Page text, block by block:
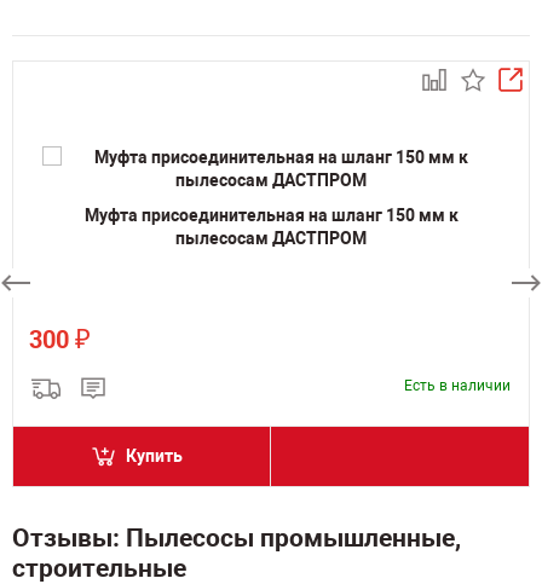
Муфта присоединительная на шланг 150 мм к
пылесосам ДАСТПРОМ
300 ₽
Есть в наличии
Купить
Отзывы: Пылесосы промышленные,
строительные